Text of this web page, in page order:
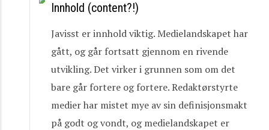
Innhold (content?!)
Javisst er innhold viktig. Medielandskapet har
gått, og går fortsatt gjennom en rivende
utvikling. Det virker i grunnen som om det
bare går fortere og fortere. Redaktørstyrte
medier har mistet mye av sin definisjonsmakt
på godt og vondt, og medielandskapet er